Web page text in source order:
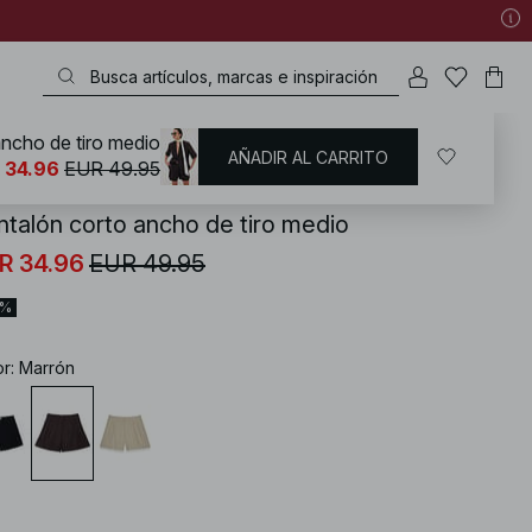
/ Shorts
corto ancho de tiro medio
34.96 EUR 49.95
: Marrón
de tiro medio
34.96 EUR 49.95 AÑADIR AL CARRITO